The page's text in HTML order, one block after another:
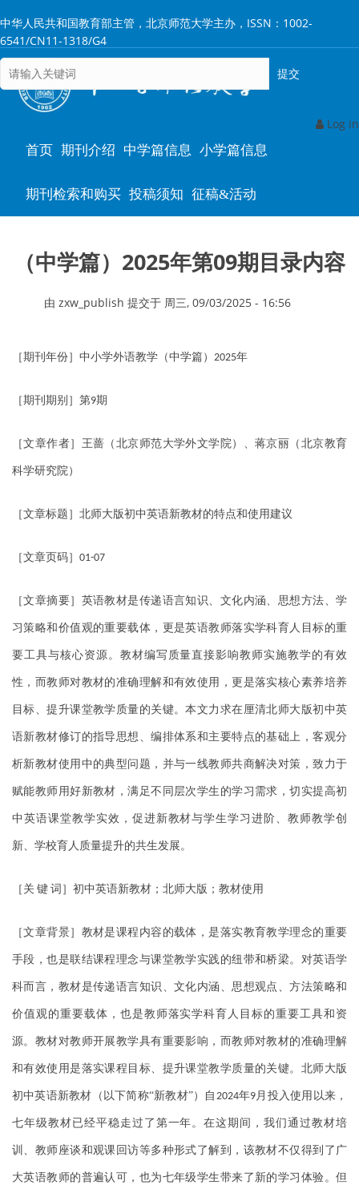
转
到
主
要
中华人民共和国教育部主管，北京师范大学主办，ISSN：1002-
6541/CN11-1318/G4
Log in
Main
navigation
首页 期刊介绍 中学篇信息 小学篇信息
期刊检索和购买 投稿须知 征稿&活动
（中学篇）2025年第09期目录内容
由 zxw_publish 提交于 周三, 09/03/2025 - 16:56
［期刊年份］中小学外语教学（中学篇） 2025年
［期刊期别］第9期
［文章作者］王蔷（北京师范大学外文学院）、蒋京丽（北京教育
科学研究院）
［文章标题］北师大版初中英语新教材的特点和使用建议
［文章页码］ 01-07
［文章摘要］英语教材是传递语言知识、文化内涵、思想方法、学
习策略和价值观的重要载体，更是英语教师落实学科育人目标的重
要工具与核心资源。教材编写质量直接影响教师实施教学的有效
性，而教师对教材的准确理解和有效使用，更是落实核心素养培养
目标、提升课堂教学质量的关键。本文力求在厘清北师大版初中英
语新教材修订的指导思想、编排体系和主要特点的基础上，客观分
析新教材使用中的典型问题，并与一线教师共商解决对策，致力于
赋能教师用好新教材，满足不同层次学生的学习需求，切实提高初
中英语课堂教学实效，促进新教材与学生学习进阶、教师教学创
新、学校育人质量提升的共生发展。
［关 键 词］初中英语新教材；北师大版；教材使用
［文章背景］教材是课程内容的载体，是落实教育教学理念的重要
手段，也是联结课程理念与课堂教学实践的纽带和桥梁。对英语学
科而言，教材是传递语言知识、文化内涵、思想观点、方法策略和
价值观的重要载体，也是教师落实学科育人目标的重要工具和资
源。教材对教师开展教学具有重要影响，而教师对教材的准确理解
和有效使用是落实课程目标、提升课堂教学质量的关键。北师大版
初中英语新教材（以下简称“新教材”）自 2024年9 月投入使用以来，
七年级教材已经平稳走过了第一年。在这期间，我们通过教材培
训、教师座谈和观课回访等多种形式了解到，该教材不仅得到了广
大英语教师的普遍认可，也为七年级学生带来了新的学习体验。但